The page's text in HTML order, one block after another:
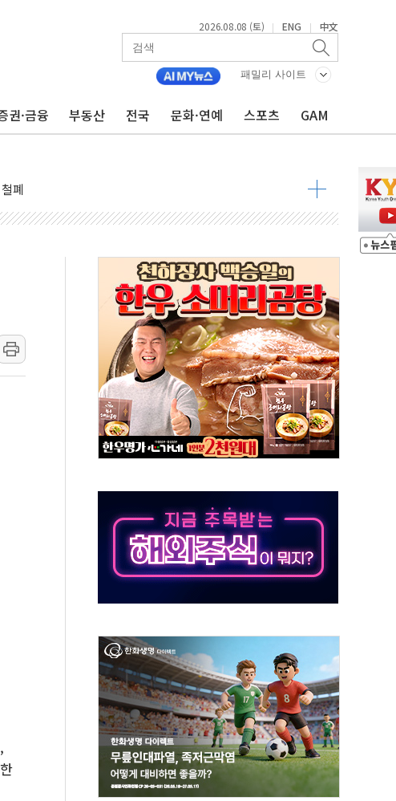
2026.08.08 (토) | ENG | 中文
패밀리 사이트
권·금융 부동산 전국 문화·연예 스포츠 GAM
높은 물결
폐
…전원 구조
보 발효
도 38도 넘으면 중단
해소될 듯
는 것"
사각지대' 우려
' 타진
정청래 '격차 확대'
명" 요구
능성 낮아지며 상승… STOXX 600 지수는 나흘 연속 최고치
우세